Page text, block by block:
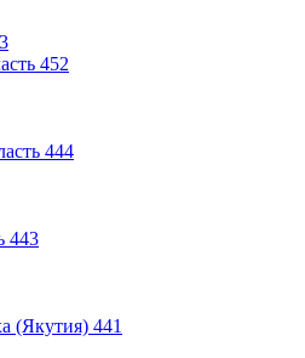
452
444
443
(Якутия) 441